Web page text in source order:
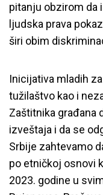
pitanju obzirom da
ljudska prava
širi obim
Inicijativa mladih
tužilaštvo kao i
Zaštitnika građana
izveštaja i da se
Srbije zahtevamo
po etničkoj osnovi
2023. godine u